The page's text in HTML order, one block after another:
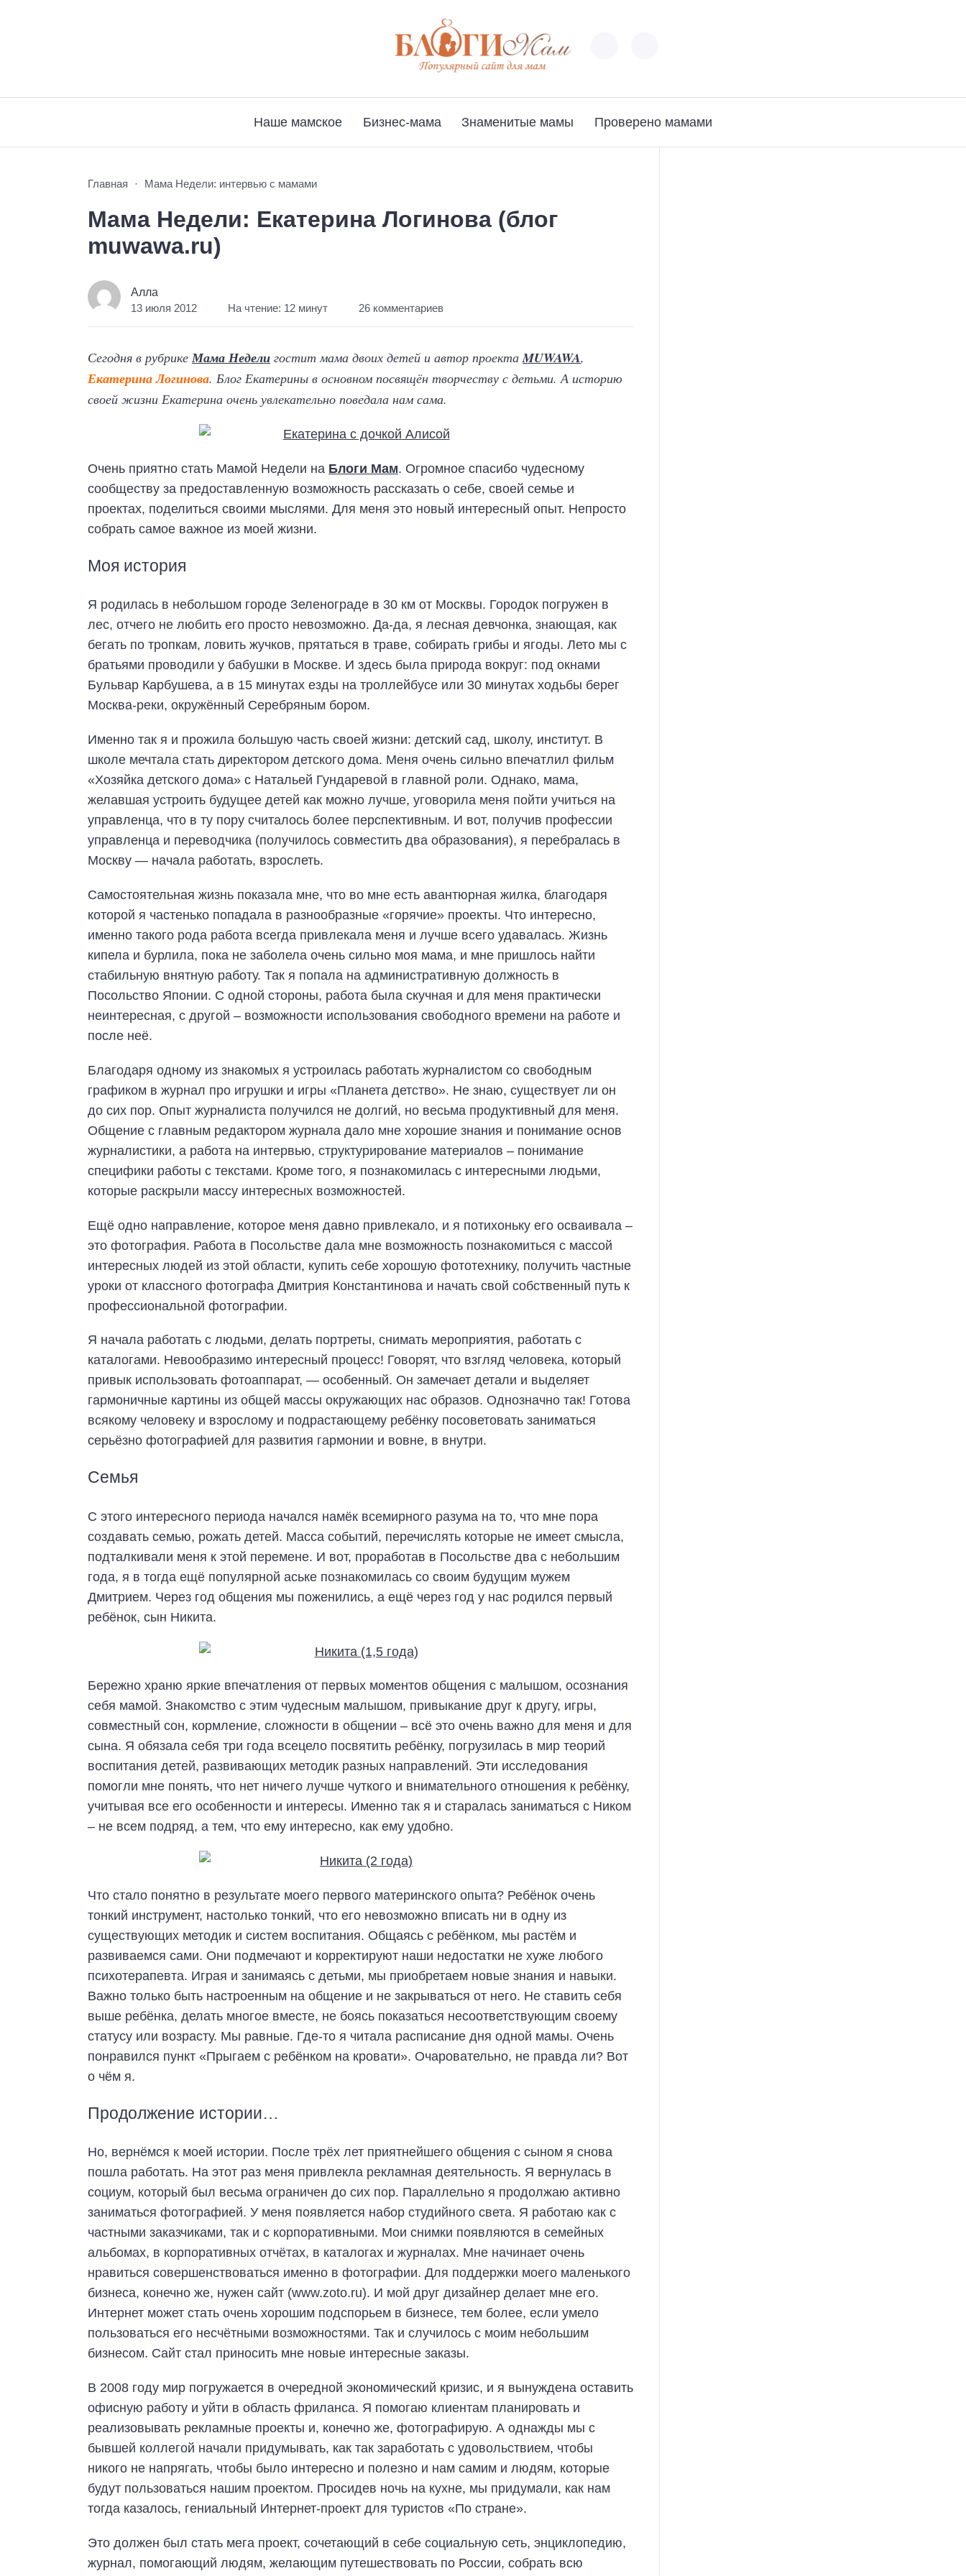
Наше мамское Бизнес-мама Знаменитые мамы Проверено мамами
Главная Мама Недели: интервью с мамами
Мама Недели: Екатерина Логинова (блог
muwawa.ru)
Алла
13 июля 2012 На чтение: 12 минут 26 комментариев
Сегодня в рубрикеМама Недели гостит мама двоих детей и автор проектаMUWAWA,
Екатерина Логинова. Блог Екатерины в основном посвящён творчеству с детьми. А историю
своей жизни Екатерина очень увлекательно поведала нам сама.
Очень приятно стать Мамой Недели на Блоги Мам. Огромное спасибо чудесному
сообществу за предоставленную возможность рассказать о себе, своей семье и
проектах, поделиться своими мыслями. Для меня это новый интересный опыт. Непросто
собрать самое важное из моей жизни.
Моя история
Я родилась в небольшом городе Зеленограде в 30 км от Москвы. Городок погружен в
лес, отчего не любить его просто невозможно. Да-да, я лесная девчонка, знающая, как
бегать по тропкам, ловить жучков, прятаться в траве, собирать грибы и ягоды. Лето мы с
братьями проводили у бабушки в Москве. И здесь была природа вокруг: под окнами
Бульвар Карбушева, а в 15 минутах езды на троллейбусе или 30 минутах ходьбы берег
Москва-реки, окружённый Серебряным бором.
Именно так я и прожила большую часть своей жизни: детский сад, школу, институт. В
школе мечтала стать директором детского дома. Меня очень сильно впечатлил фильм
«Хозяйка детского дома» с Натальей Гундаревой в главной роли. Однако, мама,
желавшая устроить будущее детей как можно лучше, уговорила меня пойти учиться на
управленца, что в ту пору считалось более перспективным. И вот, получив профессии
управленца и переводчика (получилось совместить два образования), я перебралась в
Москву — начала работать, взрослеть.
Самостоятельная жизнь показала мне, что во мне есть авантюрная жилка, благодаря
которой я частенько попадала в разнообразные «горячие» проекты. Что интересно,
именно такого рода работа всегда привлекала меня и лучше всего удавалась. Жизнь
кипела и бурлила, пока не заболела очень сильно моя мама, и мне пришлось найти
стабильную внятную работу. Так я попала на административную должность в
Посольство Японии. С одной стороны, работа была скучная и для меня практически
неинтересная, с другой – возможности использования свободного времени на работе и
после неё.
Благодаря одному из знакомых я устроилась работать журналистом со свободным
графиком в журнал про игрушки и игры «Планета детство». Не знаю, существует ли он
до сих пор. Опыт журналиста получился не долгий, но весьма продуктивный для меня.
Общение с главным редактором журнала дало мне хорошие знания и понимание основ
журналистики, а работа на интервью, структурирование материалов – понимание
специфики работы с текстами. Кроме того, я познакомилась с интересными людьми,
которые раскрыли массу интересных возможностей.
Ещё одно направление, которое меня давно привлекало, и я потихоньку его осваивала –
это фотография. Работа в Посольстве дала мне возможность познакомиться с массой
интересных людей из этой области, купить себе хорошую фототехнику, получить частные
уроки от классного фотографа Дмитрия Константинова и начать свой собственный путь к
профессиональной фотографии.
Я начала работать с людьми, делать портреты, снимать мероприятия, работать с
каталогами. Невообразимо интересный процесс! Говорят, что взгляд человека, который
привык использовать фотоаппарат, — особенный. Он замечает детали и выделяет
гармоничные картины из общей массы окружающих нас образов. Однозначно так! Готова
всякому человеку и взрослому и подрастающему ребёнку посоветовать заниматься
серьёзно фотографией для развития гармонии и вовне, в внутри.
Семья
С этого интересного периода начался намёк всемирного разума на то, что мне пора
создавать семью, рожать детей. Масса событий, перечислять которые не имеет смысла,
подталкивали меня к этой перемене. И вот, проработав в Посольстве два с небольшим
года, я в тогда ещё популярной аське познакомилась со своим будущим мужем
Дмитрием. Через год общения мы поженились, а ещё через год у нас родился первый
ребёнок, сын Никита.
Бережно храню яркие впечатления от первых моментов общения с малышом, осознания
себя мамой. Знакомство с этим чудесным малышом, привыкание друг к другу, игры,
совместный сон, кормление, сложности в общении – всё это очень важно для меня и для
сына. Я обязала себя три года всецело посвятить ребёнку, погрузилась в мир теорий
воспитания детей, развивающих методик разных направлений. Эти исследования
помогли мне понять, что нет ничего лучше чуткого и внимательного отношения к ребёнку,
учитывая все его особенности и интересы. Именно так я и старалась заниматься с Ником
– не всем подряд, а тем, что ему интересно, как ему удобно.
Что стало понятно в результате моего первого материнского опыта? Ребёнок очень
тонкий инструмент, настолько тонкий, что его невозможно вписать ни в одну из
существующих методик и систем воспитания. Общаясь с ребёнком, мы растём и
развиваемся сами. Они подмечают и корректируют наши недостатки не хуже любого
психотерапевта. Играя и занимаясь с детьми, мы приобретаем новые знания и навыки.
Важно только быть настроенным на общение и не закрываться от него. Не ставить себя
выше ребёнка, делать многое вместе, не боясь показаться несоответствующим своему
статусу или возрасту. Мы равные. Где-то я читала расписание дня одной мамы. Очень
понравился пункт «Прыгаем с ребёнком на кровати». Очаровательно, не правда ли? Вот
о чём я.
Продолжение истории…
Но, вернёмся к моей истории. После трёх лет приятнейшего общения с сыном я снова
пошла работать. На этот раз меня привлекла рекламная деятельность. Я вернулась в
социум, который был весьма ограничен до сих пор. Параллельно я продолжаю активно
заниматься фотографией. У меня появляется набор студийного света. Я работаю как с
частными заказчиками, так и с корпоративными. Мои снимки появляются в семейных
альбомах, в корпоративных отчётах, в каталогах и журналах. Мне начинает очень
нравиться совершенствоваться именно в фотографии. Для поддержки моего маленького
бизнеса, конечно же, нужен сайт (www.zoto.ru). И мой друг дизайнер делает мне его.
Интернет может стать очень хорошим подспорьем в бизнесе, тем более, если умело
пользоваться его несчётными возможностями. Так и случилось с моим небольшим
бизнесом. Сайт стал приносить мне новые интересные заказы.
В 2008 году мир погружается в очередной экономический кризис, и я вынуждена оставить
офисную работу и уйти в область фриланса. Я помогаю клиентам планировать и
реализовывать рекламные проекты и, конечно же, фотографирую. А однажды мы с
бывшей коллегой начали придумывать, как так заработать с удовольствием, чтобы
никого не напрягать, чтобы было интересно и полезно и нам самим и людям, которые
будут пользоваться нашим проектом. Просидев ночь на кухне, мы придумали, как нам
тогда казалось, гениальный Интернет-проект для туристов «По стране».
Это должен был стать мега проект, сочетающий в себе социальную сеть, энциклопедию,
журнал, помогающий людям, желающим путешествовать по России, собрать всю